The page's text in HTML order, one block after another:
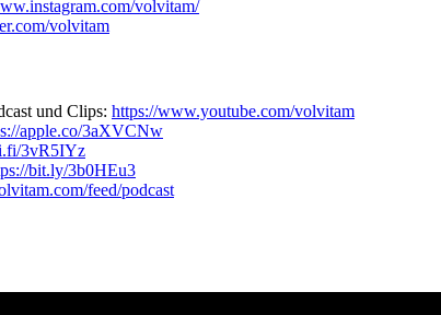
volvitam/
volvitam
und Clips: https://www.youtube.com/volvitam
apple.co/3aXVCNw
3vR5IYz
bit.ly/3b0HEu3
feed/podcast